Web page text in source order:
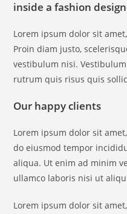
inside a fashion
Lorem ipsum dolor sit
Proin diam justo,
vestibulum nisi.
rutrum quis risus quis
Our happy clients
Lorem ipsum dolor sit
do eiusmod tempor
aliqua. Ut enim ad minim
ullamco laboris nisi ut
Lorem ipsum dolor sit